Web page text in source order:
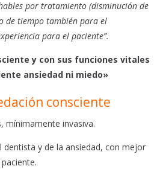
por tratamiento (disminución de
de tiempo también para el
para el paciente”.
y con sus funciones vitales
ansiedad ni miedo»
consciente
mínimamente invasiva.
dentista y de la ansiedad, con mejor